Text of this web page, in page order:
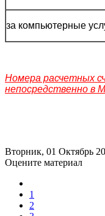
за компьютерные
Номера расчетных
непосредственно в
Вторник, 01 Октябрь
Оцените материал
1
2